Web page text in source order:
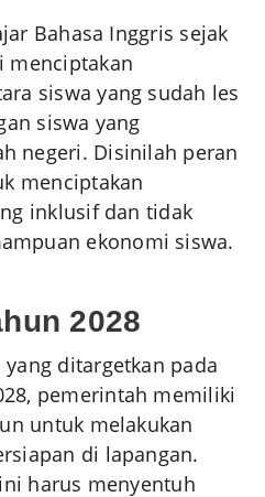
Bahasa Inggris sejak
menciptakan
siswa yang sudah les
siswa yang
negeri. Disinilah peran
menciptakan
inklusif dan tidak
ekonomi siswa.
2028
ditargetkan pada
pemerintah memiliki
untuk melakukan
di lapangan.
harus menyentuh